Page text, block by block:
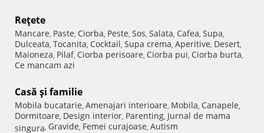
Reţete
Mancare, Paste, Ciorba, Peste, Sos, Salata, Cafea, Supa,
Dulceata, Tocanita, Cocktail, Supa crema, Aperitive, Desert,
Maioneza, Pilaf, Ciorba perisoare, Ciorba pui, Ciorba burta,
Ce mancam azi
Casă şi familie
Mobila bucatarie, Amenajari interioare, Mobila, Canapele,
Dormitoare, Design interior, Parenting, Jurnal de mama
singura, Gravide, Femei curajoase, Autism